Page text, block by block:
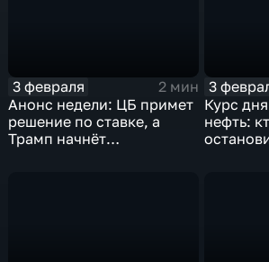
3 февраля
2 мин
Анонс недели: ЦБ примет
решение по ставке, а
Трамп начнёт
3
Курс
нефть: